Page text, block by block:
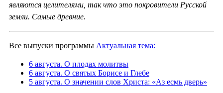
являются целителями, так что это покровители Русской
земли. Самые древние.
Все выпуски программы Актуальная тема:
6 августа. О плодах молитвы
6 августа. О святых Борисе и Глебе
5 августа. О значении слов Христа: «Аз есмь дверь»